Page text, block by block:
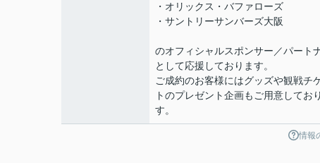
・オリックス・バファローズ
・サントリーサンバーズ大阪
のオフィシャルスポンサー／パート
として応援しております。
ご成約のお客様にはグッズや観戦チ
トのプレゼント企画もご用意してお
す。
情報